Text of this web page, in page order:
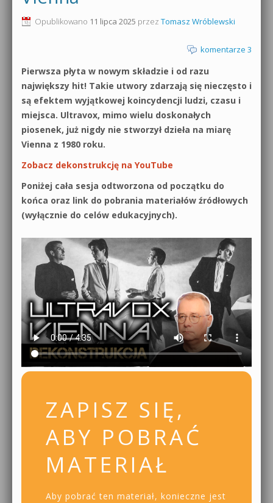
Produkcja muzyczna od podstaw
Sound Forge od podstaw
Dubstep z syntezatorem Massive
Kontakt 5 Kompendium
Pakiety
0dB.pl - informacje
Materiały dla mediów
Archiwum aktualności
Polityka prywatności
Działanie sklepu internetowego
Wyszukiwanie
Opublikowano 11 lipca 2025 przez Tomasz Wróblewski
komentarze 3
Pierwsza płyta w nowym składzie i od razu
największy hit! Takie utwory zdarzają się nieczęsto i
są efektem wyjątkowej koincydencji ludzi, czasu i
miejsca. Ultravox, mimo wielu doskonałych
piosenek, już nigdy nie stworzył dzieła na miarę
Vienna z 1980 roku.
Zobacz dekonstrukcję na YouTube
Poniżej cała sesja odtworzona od początku do
końca oraz link do pobrania materiałów źródłowych
(wyłącznie do celów edukacyjnych).
ZAPISZ SIĘ,
ABY POBRAĆ
MATERIAŁ
Aby pobrać ten materiał, konieczne jest